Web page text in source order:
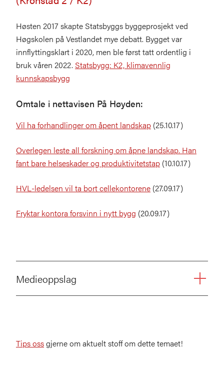
Høsten 2017 skapte Statsbyggs byggeprosjekt ved
Høgskolen på Vestlandet mye debatt. Bygget var
innflyttingsklart i 2020, men ble først tatt ordentlig i
bruk våren 2022. Statsbygg: K2, klimavennlig
kunnskapsbygg
Omtale i nettavisen På Høyden:
Vil ha forhandlinger om åpent landskap (25.10.17)
Overlegen leste all forskning om åpne landskap. Han
fant bare helseskader og produktivitetstap (10.10.17)
HVL-ledelsen vil ta bort cellekontorene (27.09.17)
Fryktar kontora forsvinn i nytt bygg (20.09.17)
Medieoppslag
Tips ossgjerne om aktuelt stoff om dette temaet!